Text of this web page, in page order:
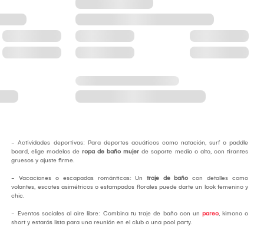
- Actividades deportivas: Para deportes acuáticos como natación, surf o paddle
board, elige modelos deropa de baño mujerde soporte medio o alto, con tirantes
gruesos y ajuste firme.
- Vacaciones o escapadas románticas: Untraje de baño con detalles como
volantes, escotes asimétricos o estampados florales puede darte un look femenino y
chic.
- Eventos sociales al aire libre: Combina tu traje de baño con unpareo, kimono o
short y estarás lista para una reunión en el club o una pool party.